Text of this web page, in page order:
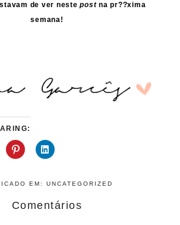
de ver nestepostna pr??xima
semana!
EM:UNCATEGORIZED
Comentários